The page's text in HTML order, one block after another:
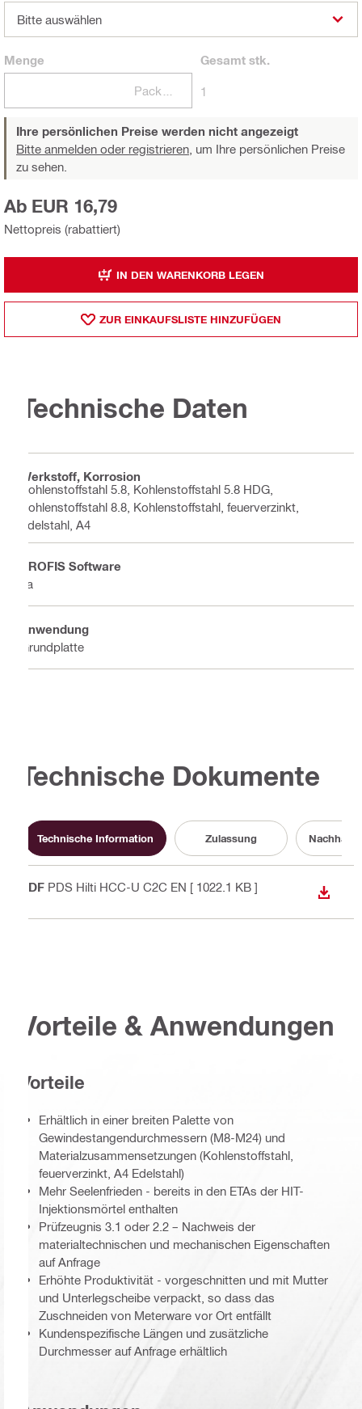
Bitte auswählen
Menge Gesamtstk.
1
Ihre persönlichen Preise werden nicht angezeigt
Bitte anmelden oder registrieren, um Ihre persönlichen Preise
zu sehen.
Nettopreis (rabattiert)
Ab EUR 16,79
IN DEN WARENKORB LEGEN
ZUR EINKAUFSLISTE HINZUFÜGEN
Technische Daten
Werkstoff, Korrosion
Kohlenstoffstahl 5.8, Kohlenstoffstahl 5.8 HDG,
Kohlenstoffstahl 8.8, Kohlenstoffstahl, feuerverzinkt,
Edelstahl, A4
PROFIS Software
Ja
Anwendung
Grundplatte
Technische Dokumente
Technische Information Zulassung
PDF PDS Hilti HCC-U C2C EN [ 1022.1 KB ]
Vorteile & Anwendungen
Vorteile
Erhältlich in einer breiten Palette von
Gewindestangendurchmessern (M8-M24) und
Materialzusammensetzungen (Kohlenstoffstahl,
feuerverzinkt, A4 Edelstahl)
Mehr Seelenfrieden - bereits in den ETAs der HIT-
Injektionsmörtel enthalten
Prüfzeugnis 3.1 oder 2.2 – Nachweis der
materialtechnischen und mechanischen Eigenschaften
auf Anfrage
Erhöhte Produktivität - vorgeschnitten und mit Mutter
und Unterlegscheibe verpackt, so dass das
Zuschneiden von Meterware vor Ort entfällt
Kundenspezifische Längen und zusätzliche
Durchmesser auf Anfrage erhältlich